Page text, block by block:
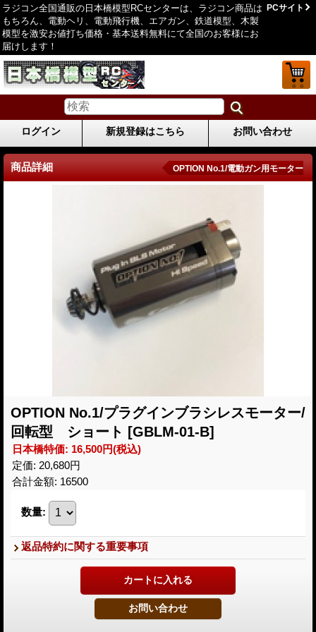
ラジコン全国通販の日本橋模型RCセンターは、ラジコン商品は
もちろん、電動ヘリ、電動飛行機、エアガン、鉄道模型、木製
模型を激安お値打ち価格・基本送料無料にて全国のお客様にお
届けします！
PCサイト
ログイン 新規登録はこちら お問い合わせ
商品詳細 OPTION No.1/電動ガン用モーター
OPTION No.1/プラグインブラシレスモーター/
回転型 ショート [GBLM-01-B]
日本橋特価: 16,500円(税込)
定価: 20,680円
合計金額: 16500
数量:
返品特約に関する重要事項